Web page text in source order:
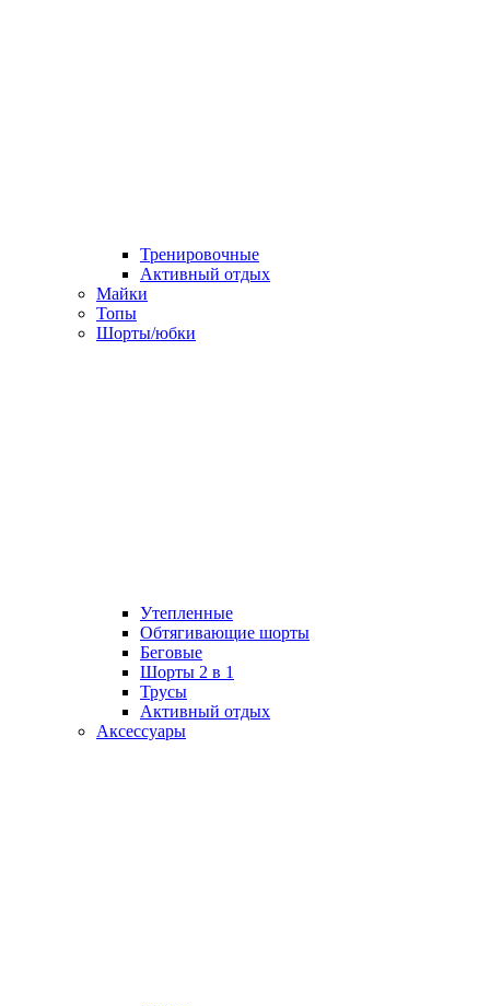
Тренировочные
Активный отдых
Майки
Топы
Шорты/юбки
Утепленные
Обтягивающие шорты
Беговые
Шорты 2 в 1
Трусы
Активный отдых
Аксессуары